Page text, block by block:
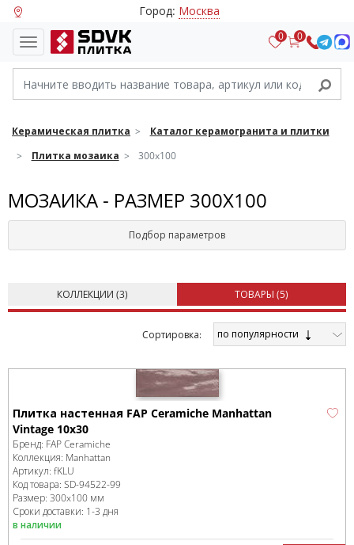
Город: Москва
0 0
Керамическая плитка
Каталог керамогранита и плитки
Плитка мозаика
300x100
МОЗАИКА - РАЗМЕР 300X100
Подбор параметров
КОЛЛЕКЦИИ (3) ТОВАРЫ (5)
Cортировка: по популярности
Плитка настенная FAP Ceramiche Manhattan
Vintage 10x30
Бренд: FAP Ceramiche
Коллекция: Manhattan
Артикул: fKLU
Код товара: SD-94522-99
Размер: 300x100 мм
Сроки доставки: 1-3 дня
в наличии